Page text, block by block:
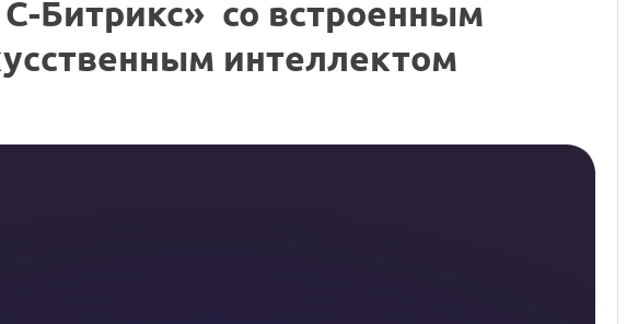
Битрикс» со встроенным
интеллектом